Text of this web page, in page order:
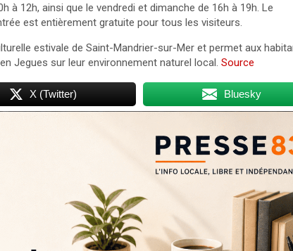
à 12h, ainsi que le vendredi et dimanche de 16h à 19h. Le
est entièrement gratuite pour tous les visiteurs.
estivale de Saint-Mandrier-sur-Mer et permet aux
Jegues sur leur environnement naturel local. Source
X (Twitter) Bluesky